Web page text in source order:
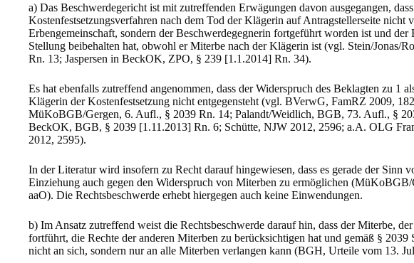
a) Das Beschwerdegericht ist mit zutreffenden Erwägungen davon ausgegangen,
Kostenfestsetzungsverfahren nach dem Tod der Klägerin auf Antragstellerseite nicht
Erbengemeinschaft, sondern der Beschwerdegegnerin fortgeführt worden ist und der
Stellung beibehalten hat, obwohl er Miterbe nach der Klägerin ist (vgl. Stein/Jonas/
Rn. 13; Jaspersen in BeckOK, ZPO, § 239 [1.1.2014] Rn. 34).
Es hat ebenfalls zutreffend angenommen, dass der Widerspruch des Beklagten zu 1
Klägerin der Kostenfestsetzung nicht entgegensteht (vgl. BVerwG, FamRZ 2009,
MüKoBGB/Gergen, 6. Aufl., § 2039 Rn. 14; Palandt/Weidlich, BGB, 73. Aufl., §
BeckOK, BGB, § 2039 [1.11.2013] Rn. 6; Schütte, NJW 2012, 2596; a.A. OLG
2012, 2595).
In der Literatur wird insofern zu Recht darauf hingewiesen, dass es gerade der Sinn
Einziehung auch gegen den Widerspruch von Miterben zu ermöglichen (MüKoBGB/
aaO). Die Rechtsbeschwerde erhebt hiergegen auch keine Einwendungen.
b) Im Ansatz zutreffend weist die Rechtsbeschwerde darauf hin, dass der Miterbe,
fortführt, die Rechte der anderen Miterben zu berücksichtigen hat und gemäß §
nicht an sich, sondern nur an alle Miterben verlangen kann (BGH, Urteile vom 13.